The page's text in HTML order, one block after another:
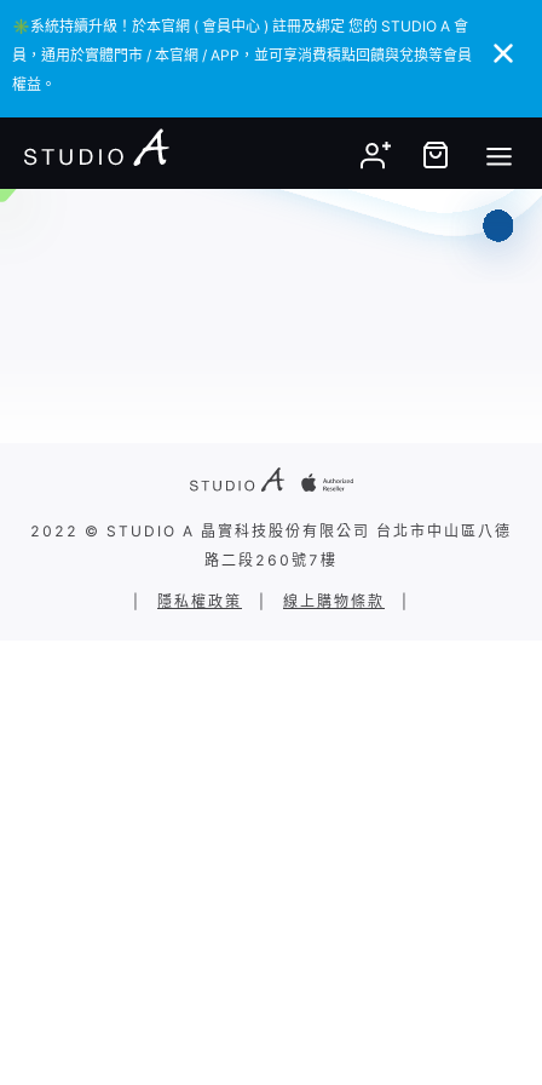
✳️系統持續升級！於本官網 ( 會員中心 ) 註冊及綁定 您的 STUDIO A 會
員，通用於實體門市 / 本官網 / APP，並可享消費積點回饋與兌換等會員
權益。
✳️系統持續升級！於本官網 ( 會員中心 ) 註冊及綁定 您的 STUDIO A 會
員，通用於實體門市 / 本官網 / APP，並可享消費積點回饋與兌換等會員
權益。
2022 © STUDIO A 晶實科技股份有限公司 台北市中山區八德
路二段260號7樓
隱私權政策 線上購物條款